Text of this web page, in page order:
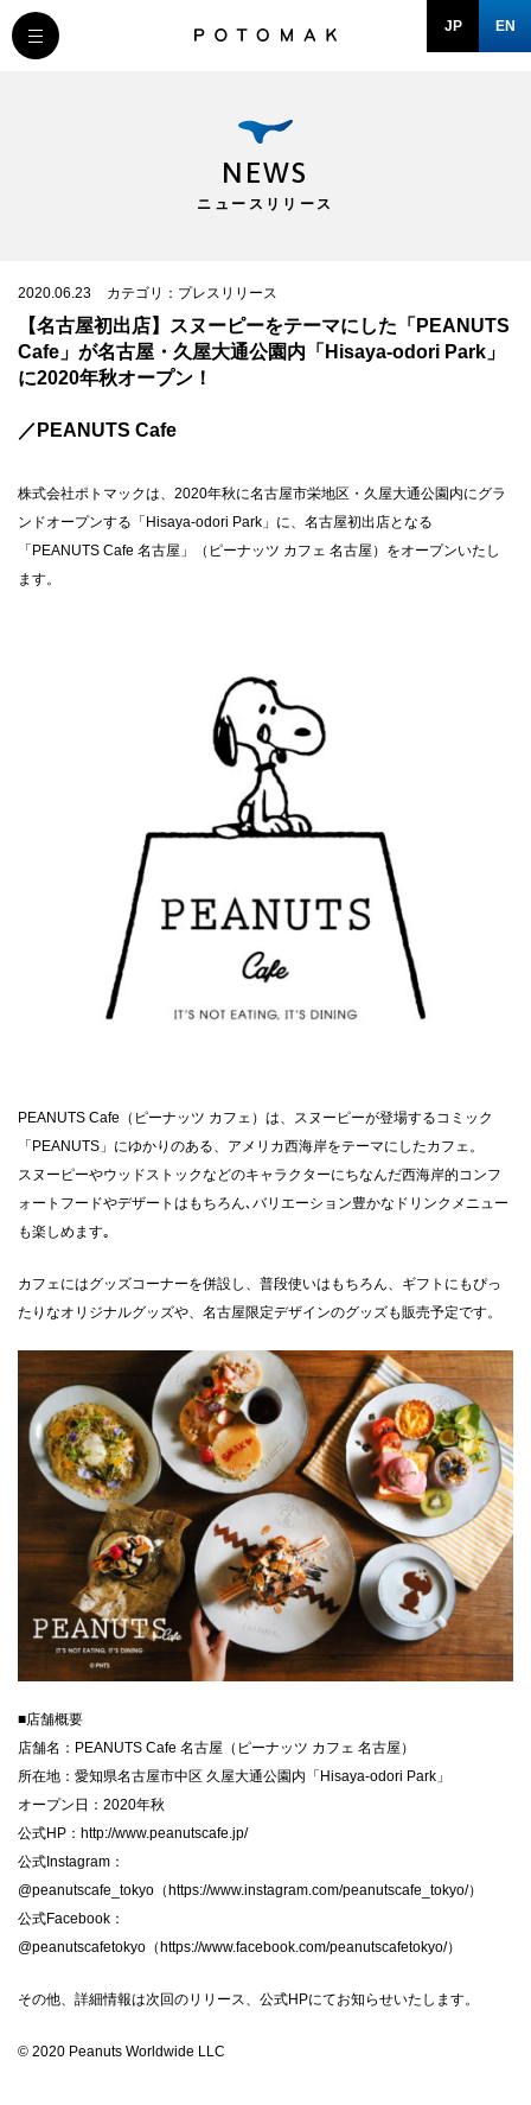
JP EN
COMPANY
DOMAIN
NEWS
ニュースリリース
2020.06.23 カテゴリ：プレスリリース
【名古屋初出店】スヌーピーをテーマにした「PEANUTS
Cafe」が名古屋・久屋大通公園内「Hisaya-odori Park」
に2020年秋オープン！
／PEANUTS Cafe
株式会社ポトマックは、2020年秋に名古屋市栄地区・久屋大通公園内にグラ
ンドオープンする「Hisaya-odori Park」に、名古屋初出店となる
「PEANUTS Cafe 名古屋」（ピーナッツ カフェ 名古屋）をオープンいたし
ます。
PEANUTS Cafe（ピーナッツ カフェ）は、スヌーピーが登場するコミック
「PEANUTS」にゆかりのある、アメリカ西海岸をテーマにしたカフェ。
スヌーピーやウッドストックなどのキャラクターにちなんだ西海岸的コンフ
ォートフードやデザートはもちろん､バリエーション豊かなドリンクメニュー
も楽しめます｡
カフェにはグッズコーナーを併設し、普段使いはもちろん、ギフトにもぴっ
たりなオリジナルグッズや、名古屋限定デザインのグッズも販売予定です。
■店舗概要
店舗名：PEANUTS Cafe 名古屋（ピーナッツ カフェ 名古屋）
所在地：愛知県名古屋市中区 久屋大通公園内「Hisaya-odori Park」
オープン日：2020年秋
公式HP：http://www.peanutscafe.jp/
公式Instagram：
@peanutscafe_tokyo（https://www.instagram.com/peanutscafe_tokyo/）
公式Facebook：
@peanutscafetokyo（https://www.facebook.com/peanutscafetokyo/）
その他、詳細情報は次回のリリース、公式HPにてお知らせいたします。
© 2020 Peanuts Worldwide LLC